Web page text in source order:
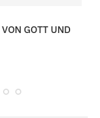
GOTT UND